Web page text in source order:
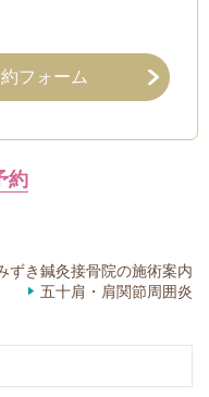
フォーム
約
ずき鍼灸接骨院の施術案内
五十肩・肩関節周囲炎